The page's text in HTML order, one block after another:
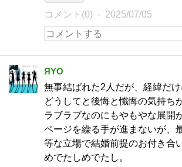
コメント(0) 2025/07/05
ЯYO
無事結ばれた2人だが、経緯だ
どうしてと後悔と懺悔の気持ち
ラブラブなのにもやもやな展開
ページを繰る手が進まないが、
等な立場で結婚前提のお付き合
めでたしめでたし。